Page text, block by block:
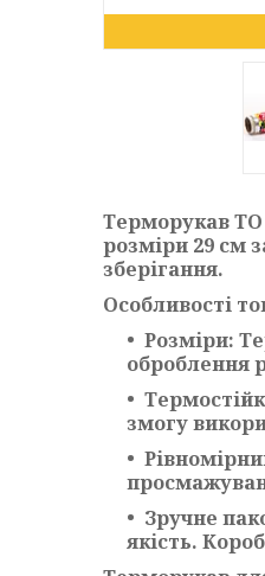
Терморукав ТО
розміри 29 см
зберігання.
Особливості
Розміри:
оброблення
змогу
Зручне
якість.